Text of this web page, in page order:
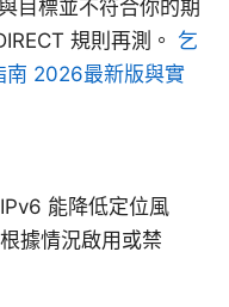
目標並不符合你的期
規則再測。 乞
南 2026最新版與實
能降低定位風
據情況啟用或禁